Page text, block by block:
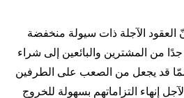
العقود الآجلة ذات سيولة منخفضة
من المشترين والبائعين إلى شراء
ممّا قد يجعل من الصعب على الطرفين
إنهاء التزاماتهم بسهولة للخروج